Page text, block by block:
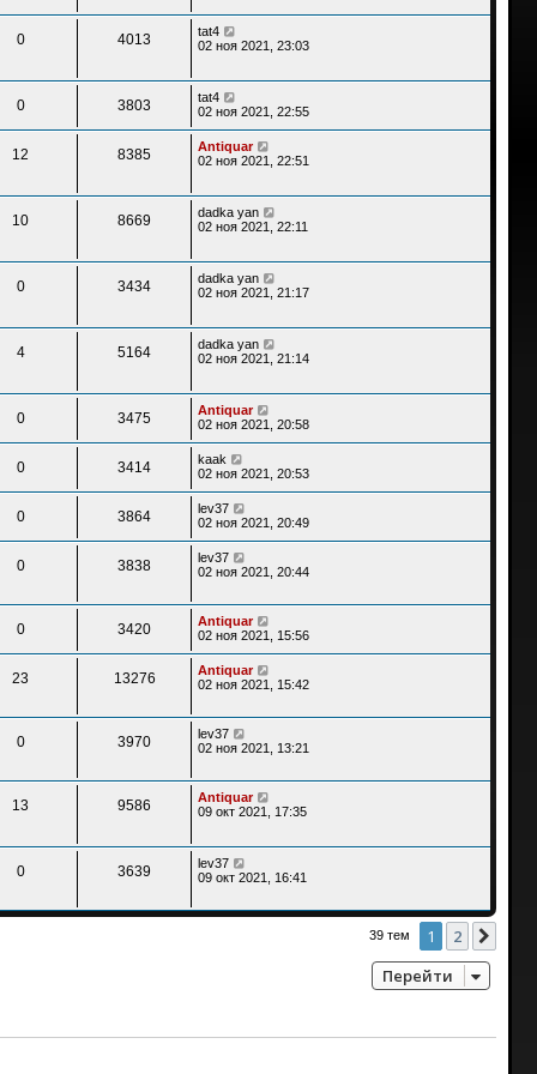
0 4013
tat4
02 ноя 2021, 23:03
0 3803
tat4
02 ноя 2021, 22:55
12 8385
Antiquar
02 ноя 2021, 22:51
10 8669
dadka yan
02 ноя 2021, 22:11
0 3434
dadka yan
02 ноя 2021, 21:17
4 5164
dadka yan
02 ноя 2021, 21:14
0 3475
Antiquar
02 ноя 2021, 20:58
0 3414
kaak
02 ноя 2021, 20:53
0 3864
lev37
02 ноя 2021, 20:49
0 3838
lev37
02 ноя 2021, 20:44
0 3420
Antiquar
02 ноя 2021, 15:56
23 13276
Antiquar
02 ноя 2021, 15:42
0 3970
lev37
02 ноя 2021, 13:21
13 9586
Antiquar
09 окт 2021, 17:35
0 3639
lev37
09 окт 2021, 16:41
39 тем 1 2
Перейти